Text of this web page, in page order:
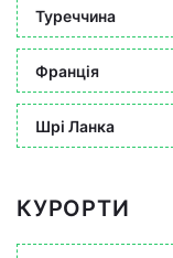
Туреччина
Франція
Шрі Ланка
КУРОРТИ